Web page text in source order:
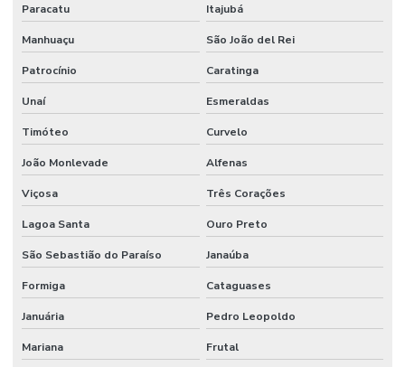
Manutenção De Sistemas Elétricos
Manutenção De Sistemas Elétricos E Hidráulicos
Manutenção De Sistemas Elétricos Prediais
Manutenção De Sistemas Hidráulicos
Manutenção E Limpeza Industrial
Manutenção E Reparo De Edificações
Manutenção elétrica preventiva
Manutenção de equipamentos industriais
Manutenção de estações de tratamento de água
Paracatu Itajubá
Manhuaçu São João del Rei
Patrocínio Caratinga
Unaí Esmeraldas
Timóteo Curvelo
João Monlevade Alfenas
Viçosa Três Corações
Lagoa Santa Ouro Preto
São Sebastião do Paraíso Janaúba
Formiga Cataguases
Januária Pedro Leopoldo
Mariana Frutal